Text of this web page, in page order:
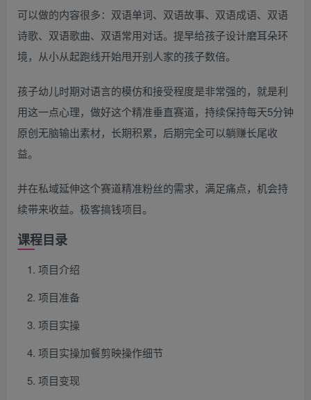
可以做的内容很多：双语单词、双语故事、双语成语、双语
诗歌、双语歌曲、双语常用对话。提早给孩子设计磨耳朵环
境，从小从起跑线开始甩开别人家的孩子数倍。
孩子幼儿时期对语言的模仿和接受程度是非常强的，就是利
用这一点心理，做好这个精准垂直赛道，持续保持每天5分钟
原创无脑输出素材，长期积累，后期完全可以躺赚长尾收
益。
并在私域延伸这个赛道精准粉丝的需求，满足痛点，机会持
续带来收益。极客搞钱项目。
课程目录
项目介绍
项目准备
项目实操
项目实操加餐剪映操作细节
项目变现